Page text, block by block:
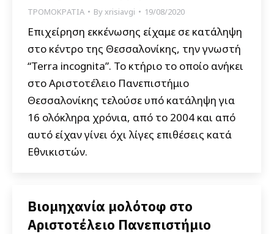
ΤΡΟΜΟΚΡΑΤΙΑ Byxrisiavgi 19/08/2020
Επιχείρηση εκκένωσης είχαμε σε κατάληψη
στο κέντρο της Θεσσαλονίκης, την γνωστή
“Terra incognita”. Το κτήριο το οποίο ανήκει
στο Αριστοτέλειο Πανεπιστήμιο
Θεσσαλονίκης τελούσε υπό κατάληψη για
16 ολόκληρα χρόνια, από το 2004 και από
αυτό είχαν γίνει όχι λίγες επιθέσεις κατά
Εθνικιστών.
Βιομηχανία μολότοφ στο
Αριστοτέλειο Πανεπιστήμιο